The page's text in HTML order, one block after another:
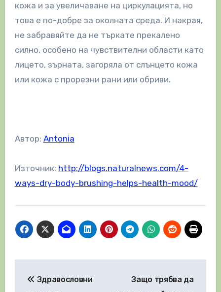
кожа и за увеличаване на циркулацията, но
това е по-добре за околната среда. И накрая,
не забравяйте да не търкате прекалено
силно, особено на чувствителни области като
лицето, зърната, загоряла от слънцето кожа
или кожа с прорезни рани или обриви.
Автор: Antonia
Източник: http://blogs.naturalnews.com/4-
ways-dry-body-brushing-helps-health-mood/
Здравословни
Защо трябва да